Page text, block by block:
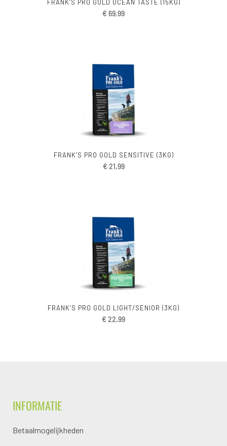
FRANK’S PRO GOLD OCEAN TASTE (15KG)
€ 69,99
FRANK’S PRO GOLD SENSITIVE (3KG)
€ 21,99
FRANK’S PRO GOLD LIGHT/SENIOR (3KG)
€ 22,99
INFORMATIE
Betaalmogelijkheden